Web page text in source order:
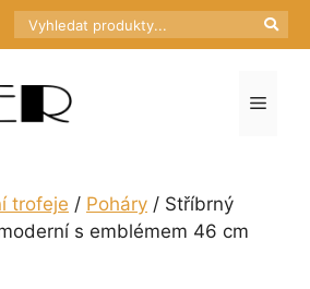
Hledat
Menu
trofeje / Poháry / Stříbrný
s emblémem 46 cm